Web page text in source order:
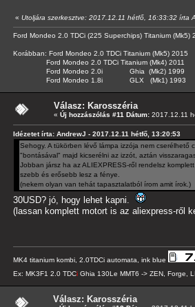
« Utoljára szerkesztve: 2017.12.11 hétfő, 16:33:32 írta
Ford Mondeo 2.0 TDCi (225 Superchips) Titanium (Mk5)
Korábban: Ford Mondeo 2.0 TDCi Titanium (Mk5) 2015
Ford Mondeo 2.0 TDCi Titanium (Mk4) 2011
Ford Mondeo 2.0i Ghia (Mk2) 1999
Ford Mondeo 1.8i GLX (Mk1) 1993
Válasz: Karosszéria
« Új hozzászólás #11 Dátum: 2017.12.11
Idézetet írta: AndrewJ - 2017.12.11 hétfő, 13:20:53
Sehogy. A tükörben lévő lámpa izzója nem
"bontásával" majd kicserélni az izzót, aztán
Jobban jársz ha az ALIEXPRESS-ről rendelsz
szebb és erősebb lesz a fénye.
(nekem olyan van tehát tapasztalatból írom amit írok.)
30USD? jó, hogy lehet kapni.
(lassan komplett motort is az aliexpress-ről
MK4 titanium kombi, 2.0TDCi automata, ink blue
Ex: MK3F1 2.0 TDCi Ghia 130Le MMT6 -> ZEN, Forge,
Válasz: Karosszéria